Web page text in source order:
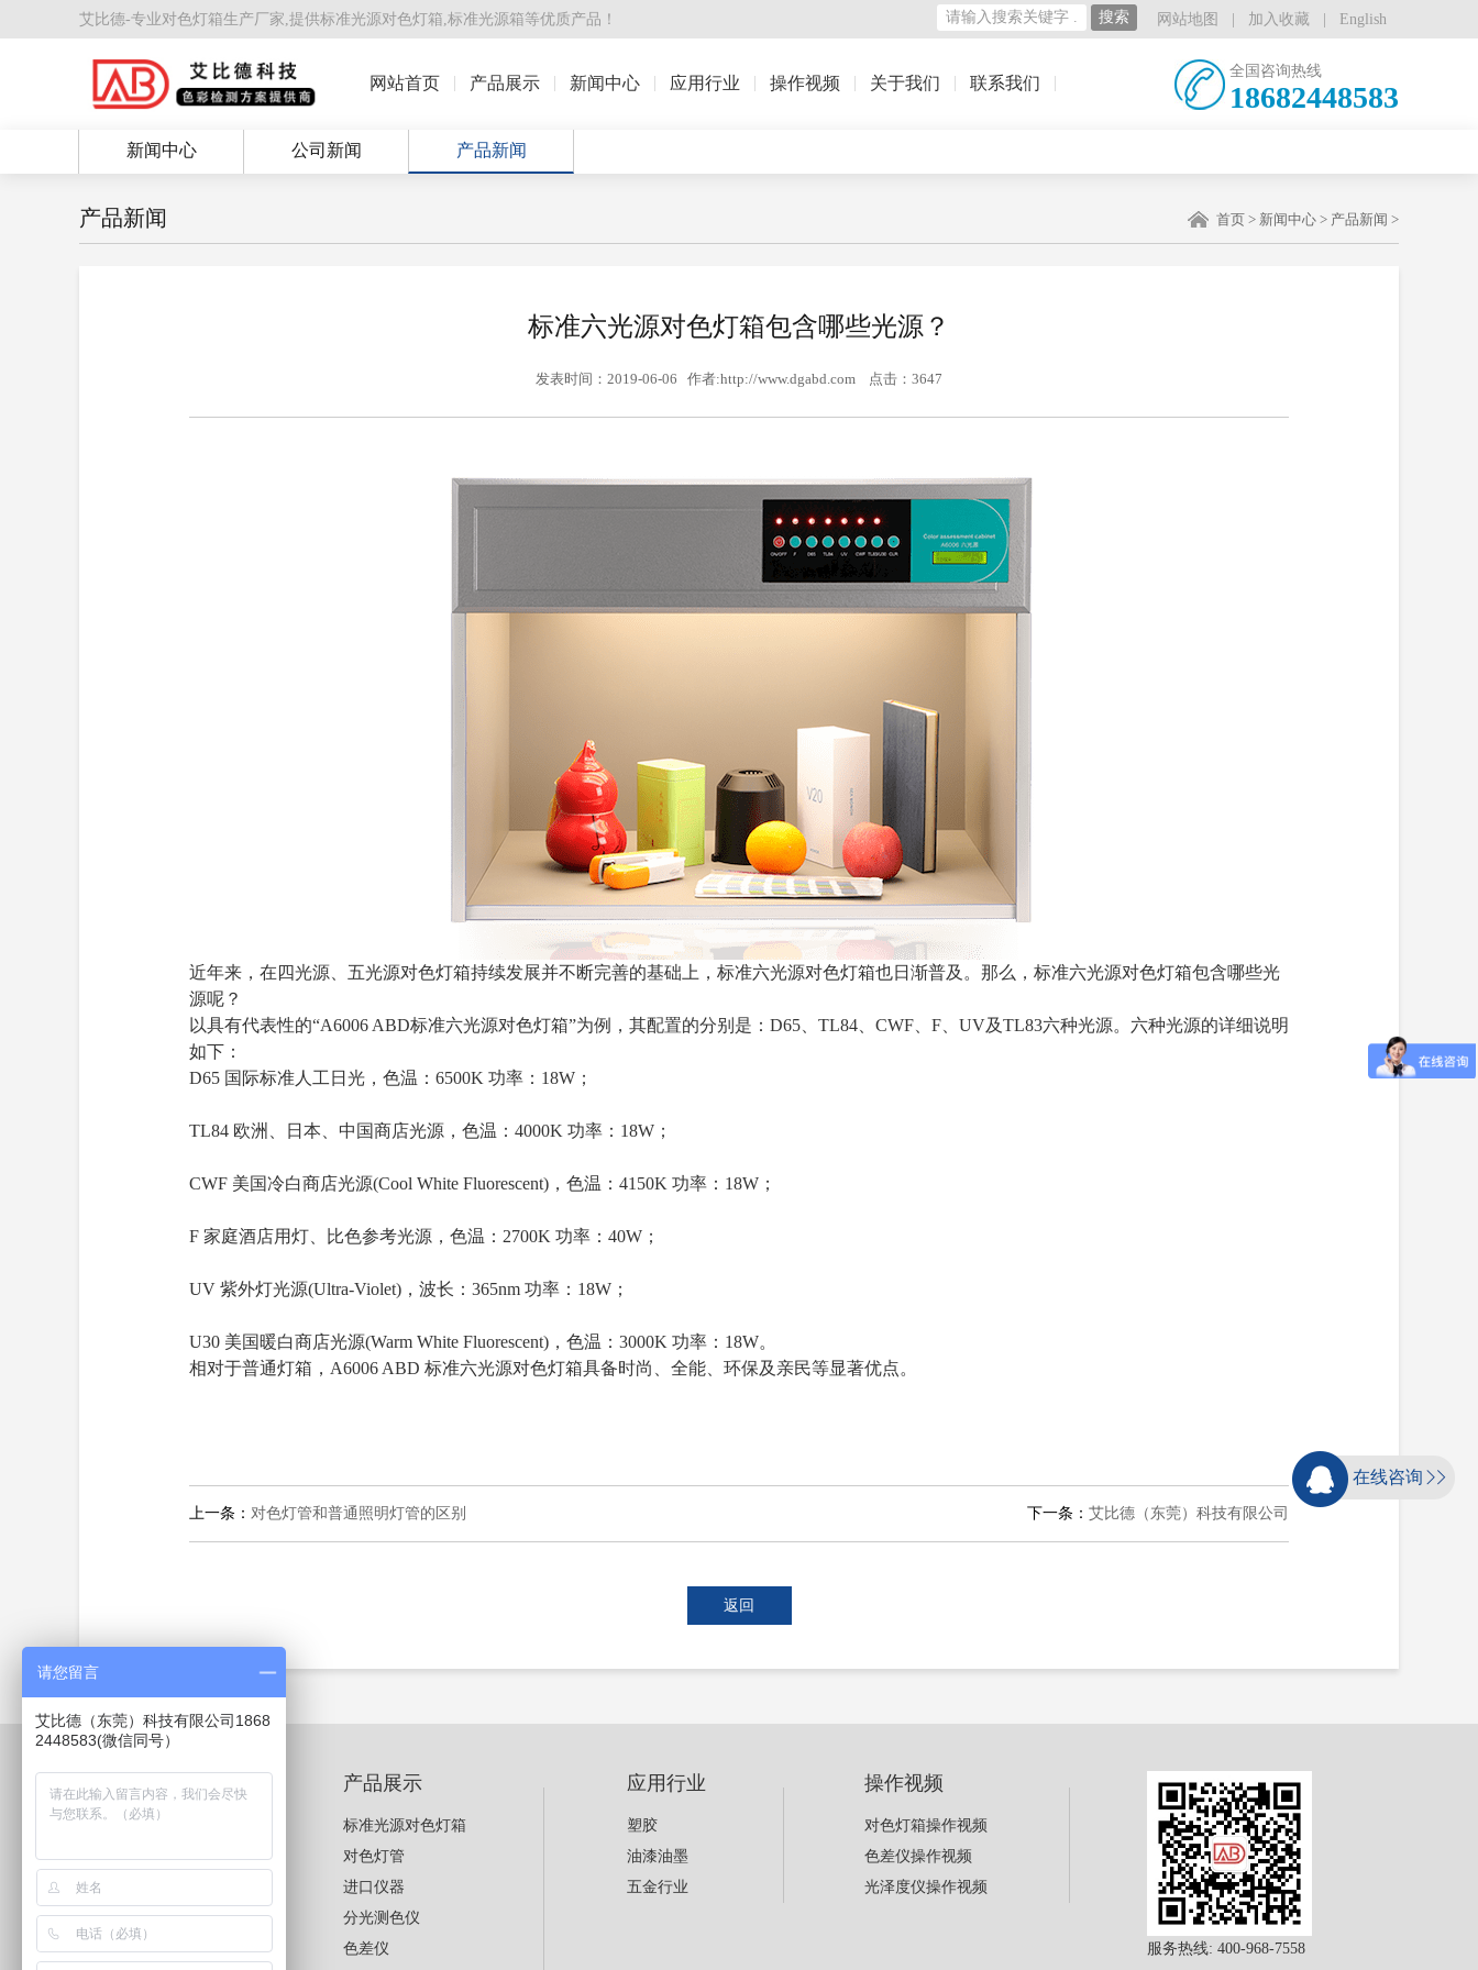
艾比德-专业对色灯箱生产厂家,提供标准光源对色灯箱,标准光源箱等优质产品！ 网站地图 加入收藏 English
网站首页 产品展示 新闻中心 应用行业 操作视频 关于我们 联系我们
全国咨询热线
18682448583
新闻中心 公司新闻 产品新闻
首页 > 新闻中心 > 产品新闻 >
产品新闻
标准六光源对色灯箱包含哪些光源？
发表时间：2019-06-06 作者:http://www.dgabd.com 点击：3647
近年来，在四光源、五光源对色灯箱持续发展并不断完善的基础上，标准六光源对色灯箱也日渐普及。那么，标准六光源对色灯箱包含哪些光
源呢？
以具有代表性的“A6006 ABD标准六光源对色灯箱”为例，其配置的分别是：D65、TL84、CWF、F、UV及TL83六种光源。六种光源的详细说明
如下：
D65 国际标准人工日光，色温：6500K 功率：18W；
TL84 欧洲、日本、中国商店光源，色温：4000K 功率：18W；
CWF 美国冷白商店光源(Cool White Fluorescent)，色温：4150K 功率：18W；
F 家庭酒店用灯、比色参考光源，色温：2700K 功率：40W；
UV 紫外灯光源(Ultra-Violet)，波长：365nm 功率：18W；
U30 美国暖白商店光源(Warm White Fluorescent)，色温：3000K 功率：18W。
相对于普通灯箱，A6006 ABD 标准六光源对色灯箱具备时尚、全能、环保及亲民等显著优点。
上一条： 对色灯管和普通照明灯管的区别 下一条： 艾比德（东莞）科技有限公司
返回
新闻中心
公司新闻
产品新闻
产品展示
标准光源对色灯箱
对色灯管
进口仪器
分光测色仪
色差仪
应用行业
塑胶
油漆油墨
五金行业
操作视频
对色灯箱操作视频
色差仪操作视频
光泽度仪操作视频
服务热线: 400-968-7558
在线咨询
请您留言
艾比德（东莞）科技有限公司1868
2448583(微信同号）